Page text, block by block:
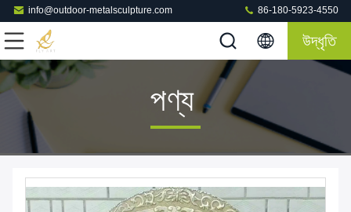
info@outdoor-metalsculpture.com 86-180-5923-4550
উদ্ধৃতি
পণ্য